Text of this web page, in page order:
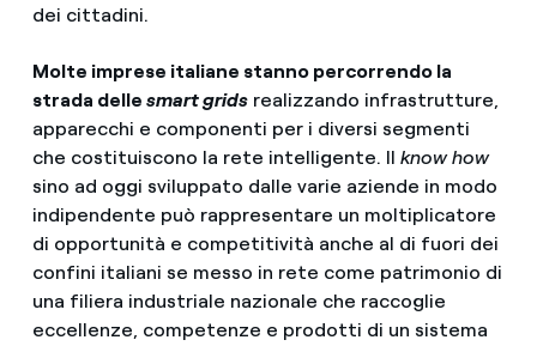
dei cittadini.
Molte imprese italiane stanno percorrendo la
strada delle smart gridsrealizzando infrastrutture,
apparecchi e componenti per i diversi segmenti
che costituiscono la rete intelligente. Il know how
sino ad oggi sviluppato dalle varie aziende in modo
indipendente può rappresentare un moltiplicatore
di opportunità e competitività anche al di fuori dei
confini italiani se messo in rete come patrimonio di
una filiera industriale nazionale che raccoglie
eccellenze, competenze e prodotti di un sistema